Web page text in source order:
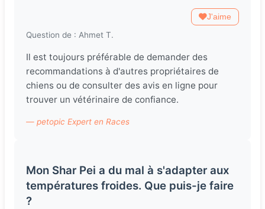
J'aime
Question de : Ahmet T.
Il est toujours préférable de demander des
recommandations à d'autres propriétaires de
chiens ou de consulter des avis en ligne pour
trouver un vétérinaire de confiance.
— petopic Expert en Races
Mon Shar Pei a du mal à s'adapter aux
températures froides. Que puis-je faire
?